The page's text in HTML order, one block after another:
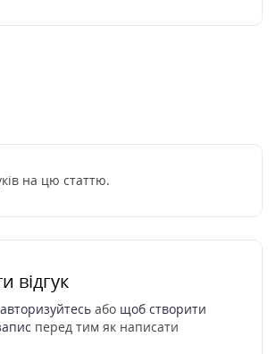
на цю статтю.
відгук
авторизуйтесь або щоб створити
перед тим як написати